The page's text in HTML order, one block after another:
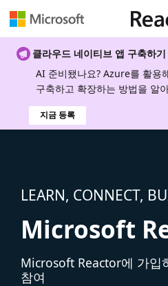
클라우드 네이티브 앱 구축하기
AI 준비됐나요? Azure를 활용
구축하고 확장하는 방법을 알
지금 등록
LEARN, CONNECT,
Microsoft
Microsoft Reactor에 가입
참여